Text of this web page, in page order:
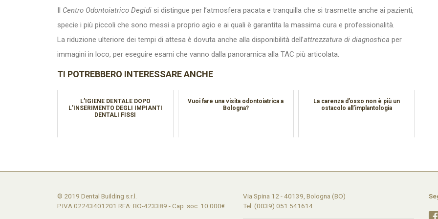
Il Centro Odontoiatrico Degidi si distingue per l’atmosfera pacata e tranquilla che si trasmette anche ai pazienti,
specie i più piccoli che sono messi a proprio agio e ai quali è garantita la massima cura e professionalità.
La riduzione ulteriore dei tempi di attesa è dovuta anche alla disponibilità dell’attrezzatura di diagnostica per
immagini in loco, per eseguire esami che vanno dalla panoramica alla TAC più articolata.
TI POTREBBERO INTERESSARE ANCHE
L’IGIENE DENTALE DOPO
L’INSERIMENTO DEGLI IMPIANTI
DENTALI FISSI
Vuoi fare una visita odontoiatrica a
Bologna?
La carenza d’osso non è più un
ostacolo all’implantologia
© 2019 Dental Building s.r.l.
P.IVA 02243401201 REA: BO-423389 - Cap. soc. 10.000€
Via Spina 12 - 40139, Bologna (BO)
Tel: (0039) 051 541614